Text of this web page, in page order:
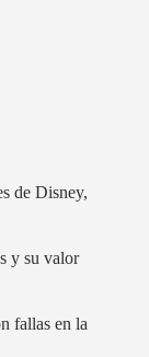
de Disney,
y su valor
fallas en la